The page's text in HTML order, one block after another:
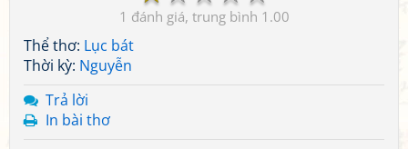
1 1.00
Thể thơ: Lục bát
Thời kỳ: Nguyễn
Trả lời
In bài thơ